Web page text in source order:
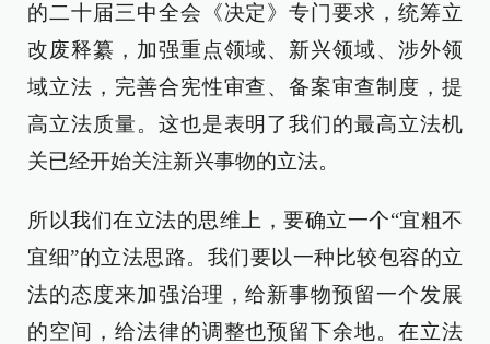
的二十届三中全会《决定》专门要求，统筹立
改废释纂，加强重点领域、新兴领域、涉外领
域立法，完善合宪性审查、备案审查制度，提
高立法质量。这也是表明了我们的最高立法机
关已经开始关注新兴事物的立法。
所以我们在立法的思维上，要确立一个“宜粗不
宜细”的立法思路。我们要以一种比较包容的立
法的态度来加强治理，给新事物预留一个发展
的空间，给法律的调整也预留下余地。在立法